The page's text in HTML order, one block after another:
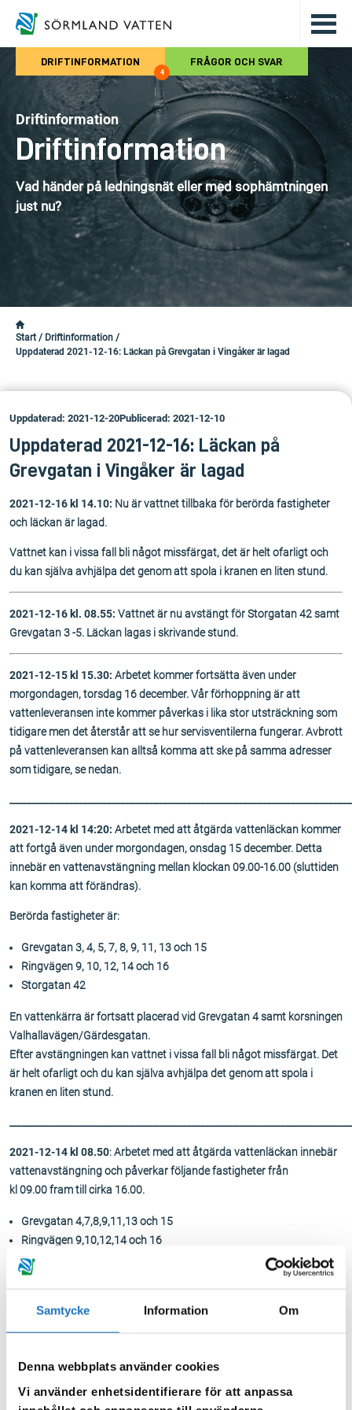
Samtycke Information Om
Denna webbplats använder cookies
Vi använder enhetsidentifierare för att anpassa
Hoppa till det huvudsakliga
DRIFTINFORMATION
4
FRÅGOR OCH SVAR
Driftinformation
Driftinformation
Vad händer på ledningsnät eller med sophämtningen
just nu?
Start / Driftinformation /
Uppdaterad 2021-12-16: Läckan på Grevgatan i Vingåker är lagad
Uppdaterad: 2021-12-20Publicerad: 2021-12-10
Uppdaterad 2021-12-16: Läckan på
Grevgatan i Vingåker är lagad
2021-12-16 kl 14.10: Nu är vattnet tillbaka för berörda fastigheter
och läckan är lagad.
Vattnet kan i vissa fall bli något missfärgat, det är helt ofarligt och
du kan själva avhjälpa det genom att spola i kranen en liten stund.
2021-12-16 kl. 08.55: Vattnet är nu avstängt för Storgatan 42 samt
Grevgatan 3 -5. Läckan lagas i skrivande stund.
2021-12-15 kl 15.30: Arbetet kommer fortsätta även under
morgondagen, torsdag 16 december. Vår förhoppning är att
vattenleveransen inte kommer påverkas i lika stor utsträckning som
tidigare men det återstår att se hur servisventilerna fungerar. Avbrott
på vattenleveransen kan alltså komma att ske på samma adresser
som tidigare, se nedan.
2021-12-14 kl 14:20: Arbetet med att åtgärda vattenläckan kommer
att fortgå även under morgondagen, onsdag 15 december. Detta
innebär en vattenavstängning mellan klockan 09.00-16.00 (sluttiden
kan komma att förändras).
Berörda fastigheter är:
Grevgatan 3, 4, 5, 7, 8, 9, 11, 13 och 15
Ringvägen 9, 10, 12, 14 och 16
Storgatan 42
En vattenkärra är fortsatt placerad vid Grevgatan 4 samt korsningen
Valhallavägen/Gärdesgatan.
Efter avstängningen kan vattnet i vissa fall bli något missfärgat. Det
är helt ofarligt och du kan själva avhjälpa det genom att spola i
kranen en liten stund.
2021-12-14 kl 08.50: Arbetet med att åtgärda vattenläckan innebär
vattenavstängning och påverkar följande fastigheter från
kl 09.00 fram till cirka 16.00.
Grevgatan 4,7,8,9,11,13 och 15
Ringvägen 9,10,12,14 och 16
En vattenkärra placeras vid Grevgatan 4 samt korsningen
Valhallavägen/Gärdesgatan.
Efter avstängningen kan vattnet i vissa fall bli något missfärgat. Det
2021-12-13 kl 10.20: Lagning av vattenläckan förbereds idag